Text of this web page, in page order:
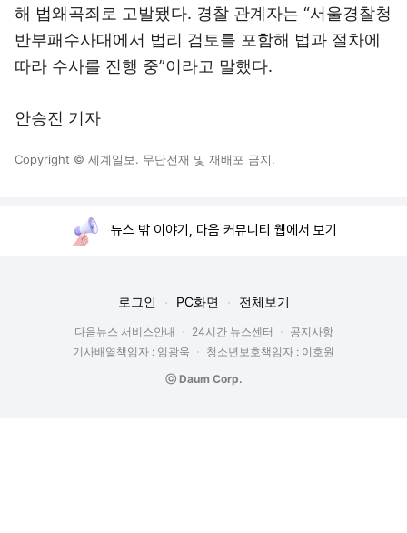
해 법왜곡죄로 고발됐다. 경찰 관계자는 “서울경찰청
반부패수사대에서 법리 검토를 포함해 법과 절차에
따라 수사를 진행 중”이라고 말했다.
안승진 기자
Copyright © 세계일보. 무단전재 및 재배포 금지.
뉴스 밖 이야기, 다음 커뮤니티 웹에서 보기
로그인 PC화면 전체보기
다음뉴스 서비스안내 24시간 뉴스센터
공지사항
기사배열책임자 : 임광욱
청소년보호책임자 : 이호원
ⓒ Daum Corp.